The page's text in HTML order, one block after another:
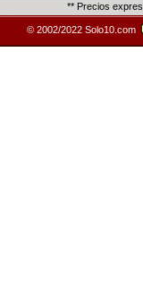
** Precios
© 2002/2022 Solo10.com